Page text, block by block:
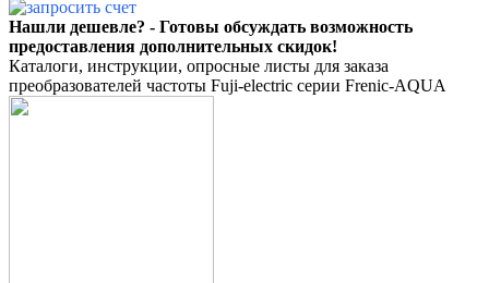
Нашли дешевле? - Готовы обсуждать возможность
предоставления дополнительных скидок!
Каталоги, инструкции, опросные листы для заказа
преобразователей частоты Fuji-electric серии Frenic-AQUA